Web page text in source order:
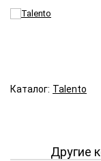
Каталог: Talento
Другие